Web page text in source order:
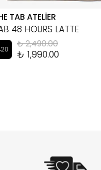
TAB ATELİER
48 HOURS LATTE
20 ₺ 2,490.00
₺ 1,990.00